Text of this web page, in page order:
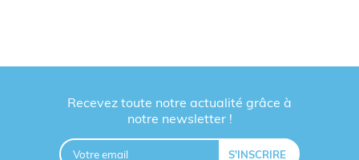
Recevez toute notre actualité grâce à
notre newsletter !